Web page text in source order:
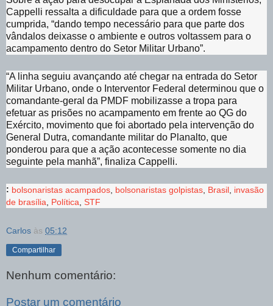
Cappelli ressalta a dificuldade para que a ordem fosse
cumprida, “dando tempo necessário para que parte dos
vândalos deixasse o ambiente e outros voltassem para o
acampamento dentro do Setor Militar Urbano”.
“A linha seguiu avançando até chegar na entrada do Setor
Militar Urbano, onde o Interventor Federal determinou que o
comandante-geral da PMDF mobilizasse a tropa para
efetuar as prisões no acampamento em frente ao QG do
Exército, movimento que foi abortado pela intervenção do
General Dutra, comandante militar do Planalto, que
ponderou para que a ação acontecesse somente no dia
seguinte pela manhã”, finaliza Cappelli.
: bolsonaristas acampados bolsonaristas golpistas Brasil invasão
de brasília
Política STF
Carlos às 05:12
Compartilhar
Nenhum comentário:
Postar um comentário